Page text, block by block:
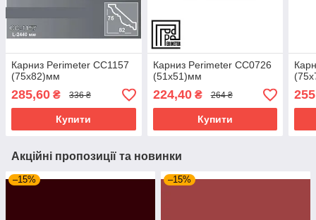
Карниз Perimeter CC1157
(75x82)мм
285,60 ₴ 336 ₴
Купити
Карниз Perimeter CC0726
(51x51)мм
224,40₴ 264 ₴
Купити
255
Акційні пропозиції та новинки
–15% –15%